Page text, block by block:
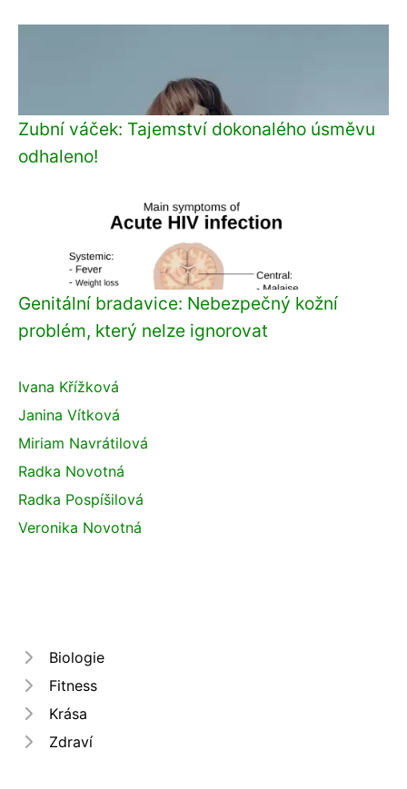
Zubní váček: Tajemství dokonalého úsměvu
odhaleno!
Genitální bradavice: Nebezpečný kožní
problém, který nelze ignorovat
Ivana Křížková
Janina Vítková
Miriam Navrátilová
Radka Novotná
Radka Pospíšilová
Veronika Novotná
Biologie
Fitness
Krása
Zdraví